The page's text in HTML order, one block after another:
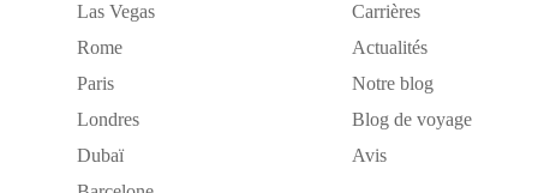
Las Vegas
Rome
Paris
Londres
Dubaï
Carrières
Actualités
Notre blog
Blog de voyage
Avis